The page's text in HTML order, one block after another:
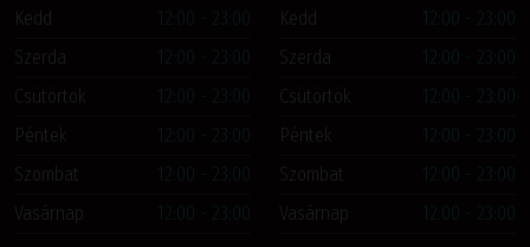
Kedd
12:00 - 23:00
Szerda
12:00 - 23:00
Csütörtök
12:00 - 23:00
Péntek
12:00 - 23:00
Szombat
12:00 - 23:00
Vasárnap
12:00 - 23:00
Kedd
12:00 - 23:00
Szerda
12:00 - 23:00
Csütörtök
12:00 - 23:00
Péntek
12:00 - 23:00
Szombat
12:00 - 23:00
Vasárnap
12:00 - 23:00